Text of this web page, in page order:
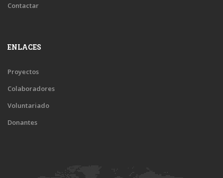
Contactar
ENLACES
Proyectos
Colaboradores
Voluntariado
Donantes